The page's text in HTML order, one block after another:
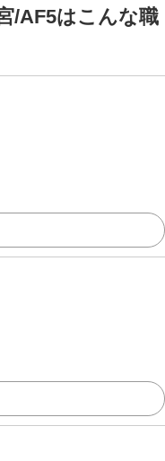
/AF5はこんな職